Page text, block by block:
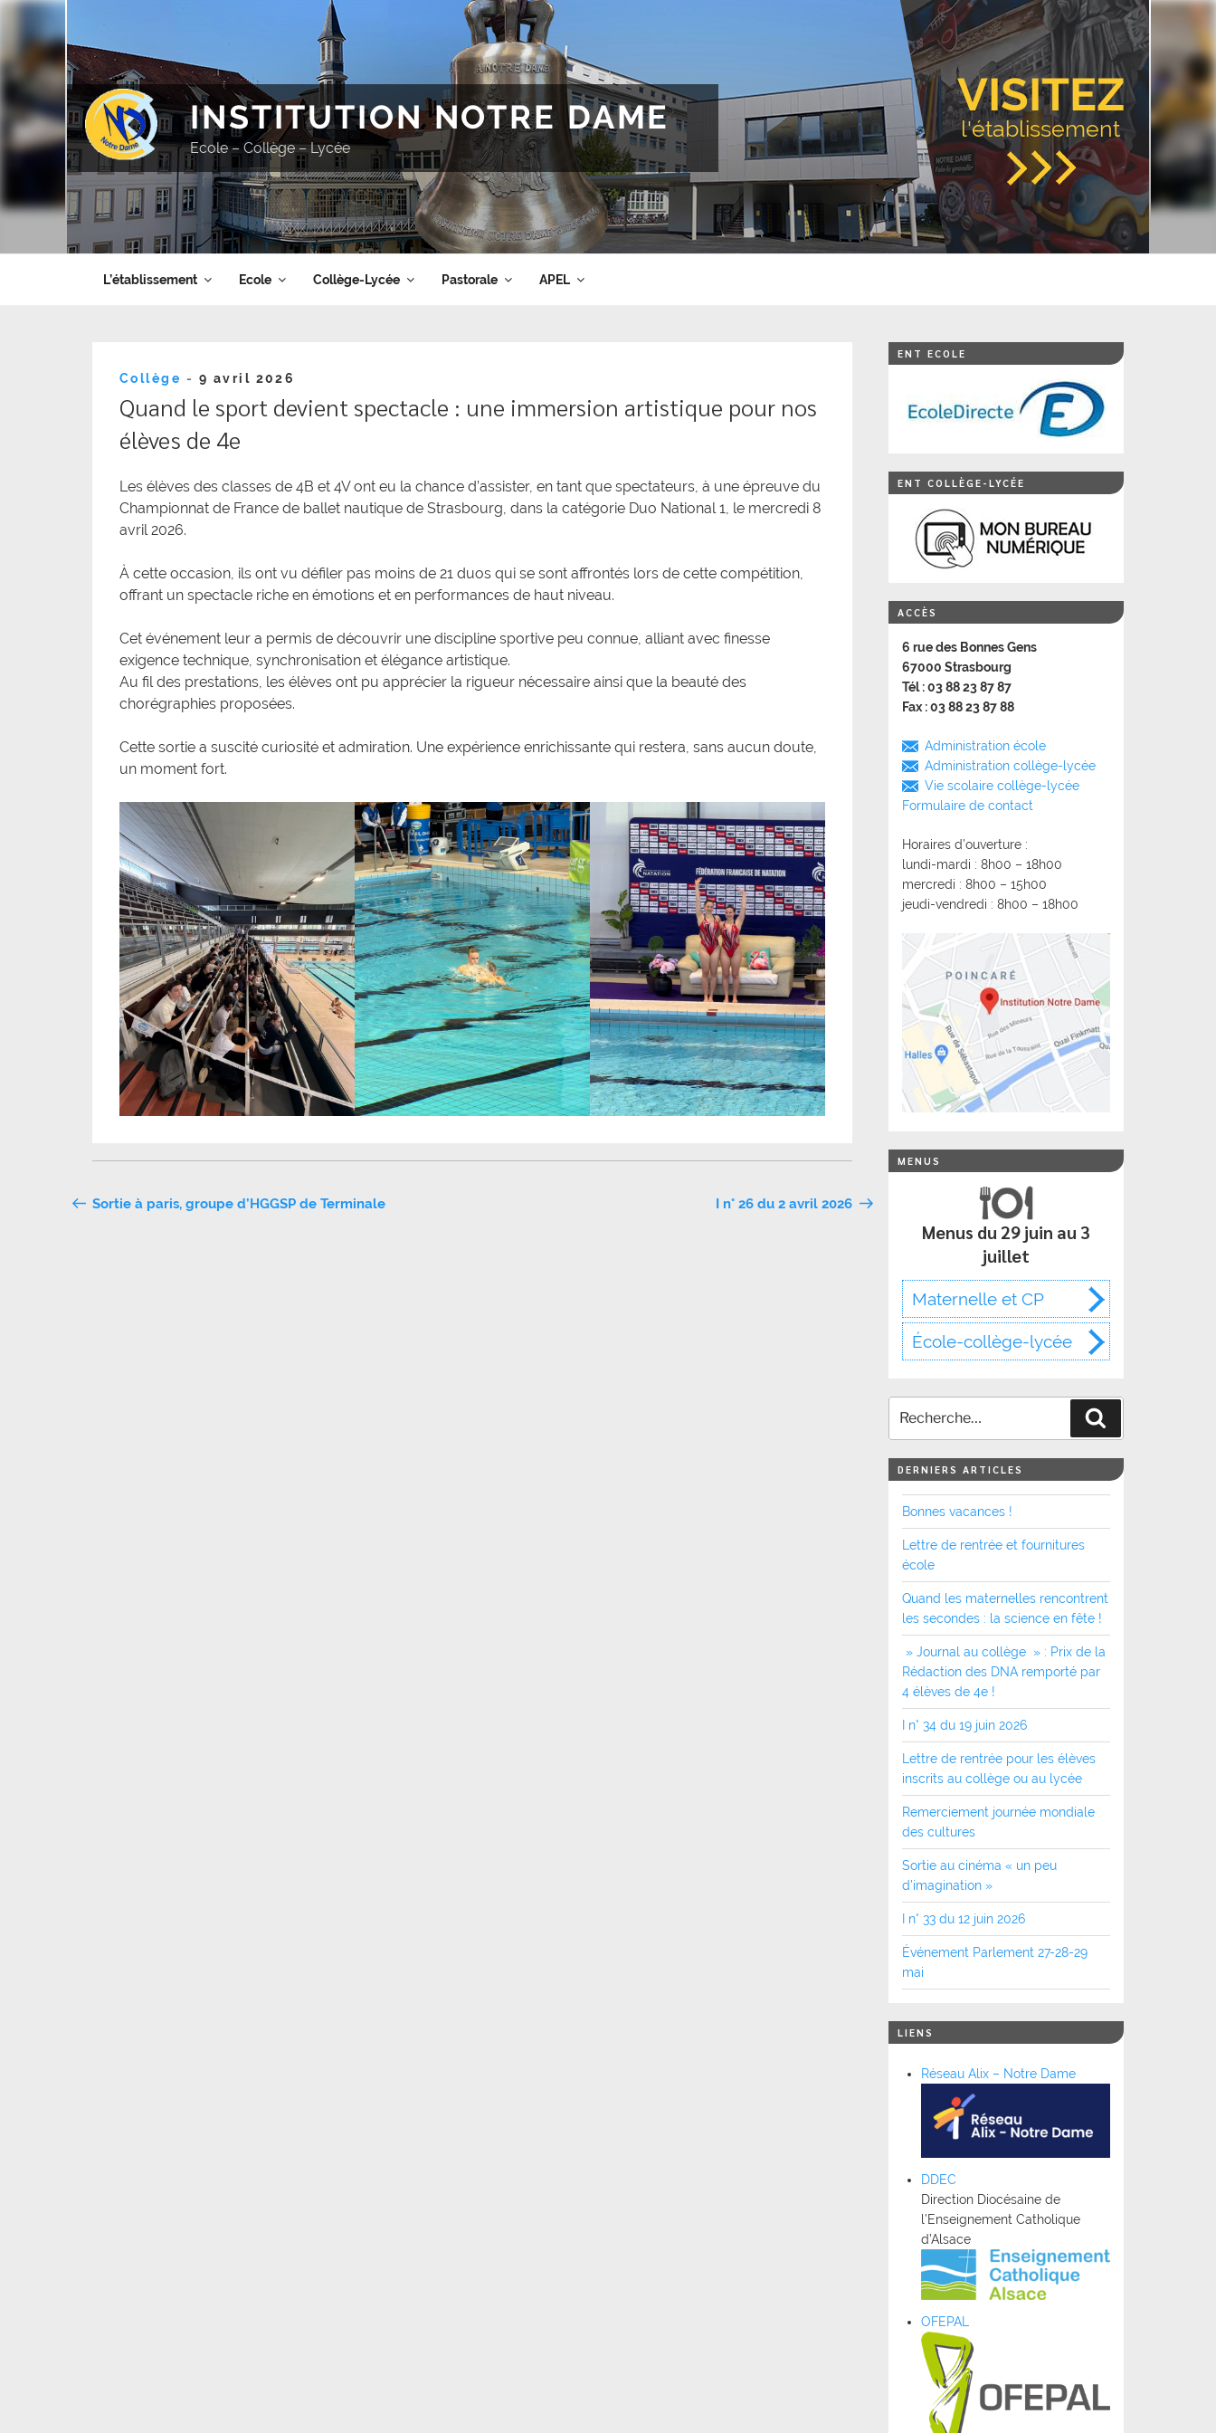
Aller
contenu
principal
VISITEZ
l'établissement
INSTITUTION NOTRE DAME
Ecole – Collège – Lycée
L’établissement Ecole Collège-Lycée Pastorale APEL
Collège - Publié
9 avril 2026
Quand le sport devient spectacle : une immersion artistique pour nos
élèves de 4e
Les élèves des classes de 4B et 4V ont eu la chance d’assister, en tant que spectateurs, à une épreuve du
Championnat de France de ballet nautique de Strasbourg, dans la catégorie Duo National 1, le mercredi 8
avril 2026.
À cette occasion, ils ont vu défiler pas moins de 21 duos qui se sont affrontés lors de cette compétition,
offrant un spectacle riche en émotions et en performances de haut niveau.
Cet événement leur a permis de découvrir une discipline sportive peu connue, alliant avec finesse
exigence technique, synchronisation et élégance artistique.
Au fil des prestations, les élèves ont pu apprécier la rigueur nécessaire ainsi que la beauté des
chorégraphies proposées.
Cette sortie a suscité curiosité et admiration. Une expérience enrichissante qui restera, sans aucun doute,
un moment fort.
Navigation
Sortie à paris, groupe d’HGGSP de Terminale I n° 26 du 2 avril 2026
ENT ECOLE
ENT COLLÈGE-LYCÉE
ACCÈS
6 rue des Bonnes Gens
67000 Strasbourg
Tél : 03 88 23 87 87
Fax : 03 88 23 87 88
Administration école
Administration collège-lycée
Vie scolaire collège-lycée
Formulaire de contact
Horaires d’ouverture :
lundi-mardi : 8h00 – 18h00
mercredi : 8h00 – 15h00
jeudi-vendredi : 8h00 – 18h00
MENUS
Menus du 29 juin au 3
juillet
Maternelle et CP
École-collège-lycée
DERNIERS ARTICLES
Bonnes vacances !
Lettre de rentrée et fournitures
école
Quand les maternelles rencontrent
les secondes : la science en fête !
» Journal au collège » : Prix de la
Rédaction des DNA remporté par
4 élèves de 4e !
I n° 34 du 19 juin 2026
Lettre de rentrée pour les élèves
inscrits au collège ou au lycée
Remerciement journée mondiale
des cultures
Sortie au cinéma « un peu
d’imagination »
I n° 33 du 12 juin 2026
Événement Parlement 27-28-29
mai
LIENS
Réseau Alix – Notre Dame
DDEC
Direction Diocésaine de
l’Enseignement Catholique
d’Alsace
OFEPAL